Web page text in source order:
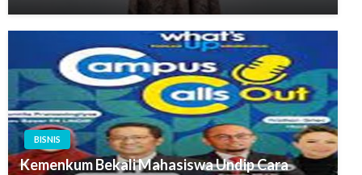
BISNIS
Kemenkum Bekali Mahasiswa Undip Cara